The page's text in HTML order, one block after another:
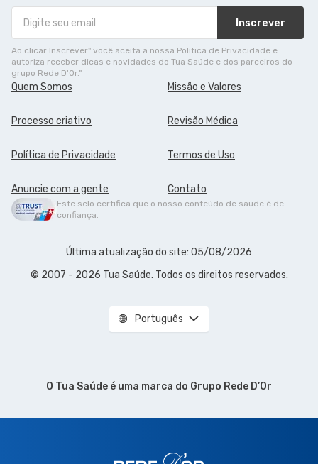
Inscrever
Ao clicar Inscrever" você aceita a nossa Política de Privacidade e
autoriza receber dicas e novidades do Tua Saúde e dos parceiros do
grupo Rede D'Or."
Quem Somos Missão e Valores
Processo criativo Revisão Médica
Política de Privacidade Termos de Uso
Anuncie com a gente Contato
Este selo certifica que o nosso conteúdo de saúde é de
confiança.
Última atualização do site: 05/08/2026
© 2007 - 2026 Tua Saúde. Todos os direitos reservados.
Português
O Tua Saúde é uma marca do Grupo Rede D’Or